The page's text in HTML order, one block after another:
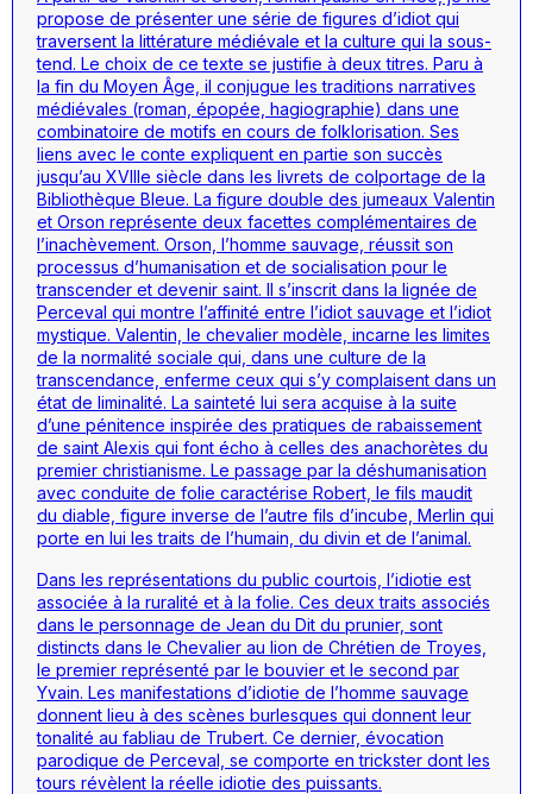
propose de présenter une série de figures d’idiot qui
traversent la littérature médiévale et la culture qui la sous-
tend. Le choix de ce texte se justifie à deux titres. Paru à
la fin du Moyen Âge, il conjugue les traditions narratives
médiévales (roman, épopée, hagiographie) dans une
combinatoire de motifs en cours de folklorisation. Ses
liens avec le conte expliquent en partie son succès
jusqu’au XVIIIe siècle dans les livrets de colportage de la
Bibliothèque Bleue. La figure double des jumeaux Valentin
et Orson représente deux facettes complémentaires de
l’inachèvement. Orson, l’homme sauvage, réussit son
processus d’humanisation et de socialisation pour le
transcender et devenir saint. Il s’inscrit dans la lignée de
Perceval qui montre l’affinité entre l’idiot sauvage et l’idiot
mystique. Valentin, le chevalier modèle, incarne les limites
de la normalité sociale qui, dans une culture de la
transcendance, enferme ceux qui s’y complaisent dans un
état de liminalité. La sainteté lui sera acquise à la suite
d’une pénitence inspirée des pratiques de rabaissement
de saint Alexis qui font écho à celles des anachorètes du
premier christianisme. Le passage par la déshumanisation
avec conduite de folie caractérise Robert, le fils maudit
du diable, figure inverse de l’autre fils d’incube, Merlin qui
porte en lui les traits de l’humain, du divin et de l’animal.
Dans les représentations du public courtois, l’idiotie est
associée à la ruralité et à la folie. Ces deux traits associés
dans le personnage de Jean du Dit du prunier, sont
distincts dans le Chevalier au lion de Chrétien de Troyes,
le premier représenté par le bouvier et le second par
Yvain. Les manifestations d’idiotie de l’homme sauvage
donnent lieu à des scènes burlesques qui donnent leur
tonalité au fabliau de Trubert. Ce dernier, évocation
parodique de Perceval, se comporte en trickster dont les
tours révèlent la réelle idiotie des puissants.